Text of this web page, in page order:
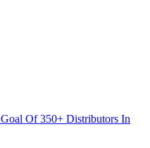
Of 350+ Distributors In